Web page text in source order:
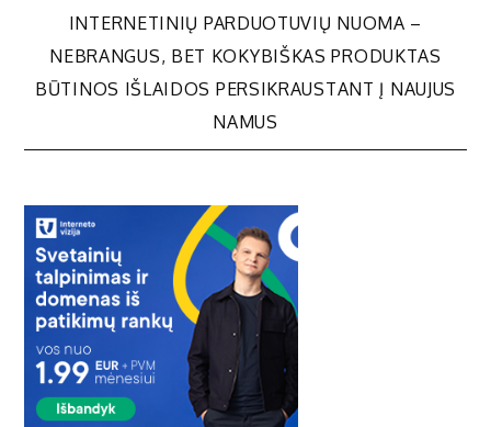
Navigacija
tarp
įrašų
INTERNETINIŲ PARDUOTUVIŲ NUOMA –
NEBRANGUS, BET KOKYBIŠKAS PRODUKTAS
BŪTINOS IŠLAIDOS PERSIKRAUSTANT Į NAUJUS
NAMUS